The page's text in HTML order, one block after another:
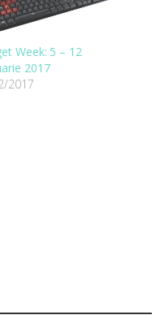
Week: 5 – 12
2017
2017